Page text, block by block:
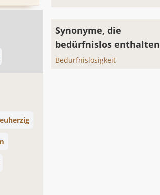
Synonyme, die
bedürfnislos enthalten
Bedürfnislosigkeit